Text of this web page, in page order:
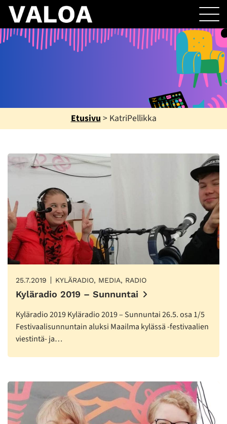
Etusivu > KatriPellikka
25.7.2019 KYLÄRADIO, MEDIA, RADIO
Kyläradio 2019 – Sunnuntai
Kyläradio 2019 Kyläradio 2019 – Sunnuntai 26.5. osa 1/5
Festivaalisunnuntain aluksi Maailma kylässä -festivaalien
viestintä- ja…